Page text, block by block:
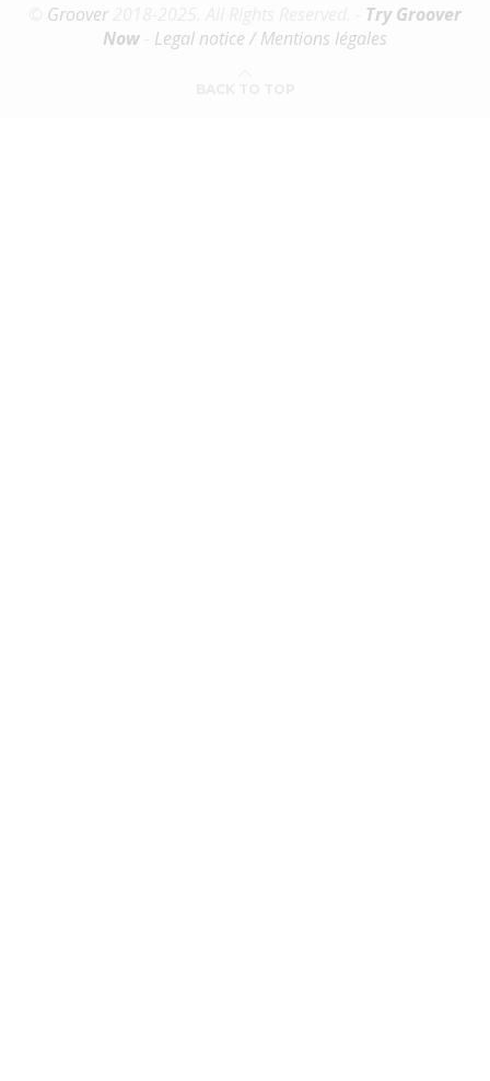
Groover2018-2025. All Rights Reserved. - Try Groover
Now
Legal notice / Mentions légales